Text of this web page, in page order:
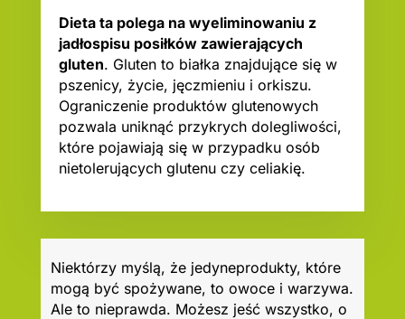
Dieta ta polega na wyeliminowaniu z
jadłospisu posiłków zawierających
gluten. Gluten to białka znajdujące się w
pszenicy, życie, jęczmieniu i orkiszu.
Ograniczenie produktów glutenowych
pozwala uniknąć przykrych dolegliwości,
które pojawiają się w przypadku osób
nietolerujących glutenu czy celiakię.
Niektórzy myślą, że jedyneprodukty, które
mogą być spożywane, to owoce i warzywa.
Ale to nieprawda. Możesz jeść wszystko, o